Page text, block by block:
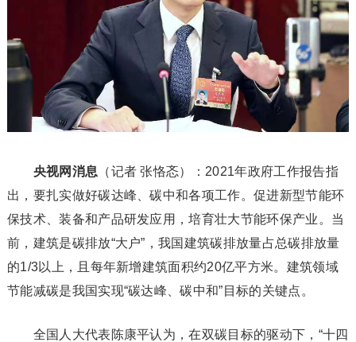
央视网消息 （记者 张恪忞）：2021年政府工作报告指
出，要扎实做好碳达峰、碳中和各项工作。促进新型节能环
保技术、装备和产品研发应用，培育壮大节能环保产业。当
前，建筑是碳排放“大户”，我国建筑碳排放量占总碳排放量
的1/3以上，且每年新增建筑面积约20亿平方米。建筑领域
节能减碳是我国实现“碳达峰、碳中和”目标的关键点。
全国人大代表陈康平认为，在双碳目标的驱动下，“十四